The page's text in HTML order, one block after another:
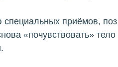
приёмов, поз
«почувствовать»